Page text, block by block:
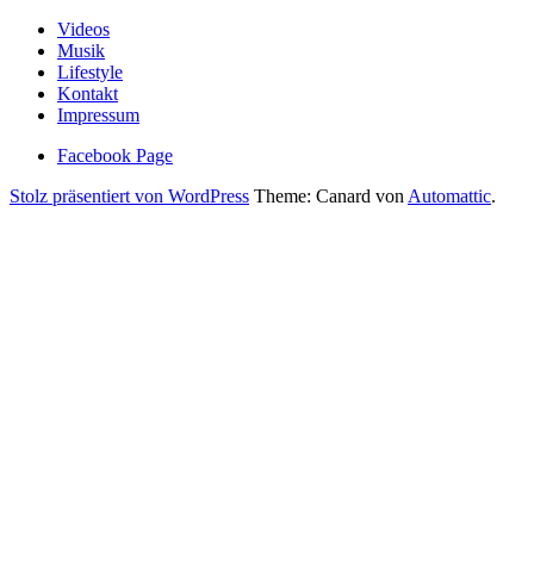
Videos
Musik
Lifestyle
Kontakt
Impressum
Facebook Page
Stolz präsentiert von WordPress Theme: Canard von Automattic.